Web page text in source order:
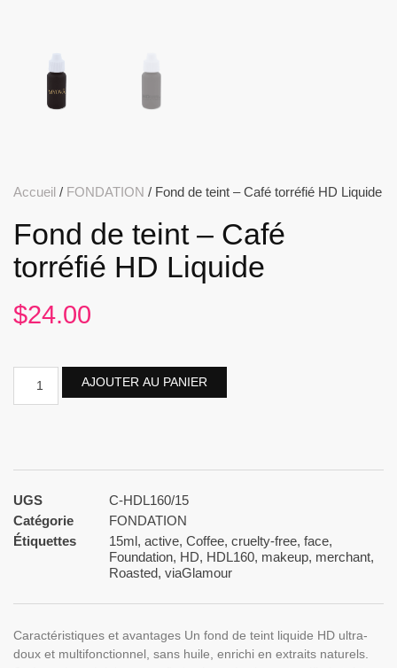
Accueil / FONDATION / Fond de teint – Café torréfié HD Liquide
Fond de teint – Café
torréfié HD Liquide
$24.00
AJOUTER AU PANIER
UGS
C-HDL160/15
Catégorie
FONDATION
Étiquettes
15ml, active, Coffee, cruelty-free, face,
Foundation, HD, HDL160, makeup, merchant,
Roasted, viaGlamour
Caractéristiques et avantages Un fond de teint liquide HD ultra-
doux et multifonctionnel, sans huile, enrichi en extraits naturels.